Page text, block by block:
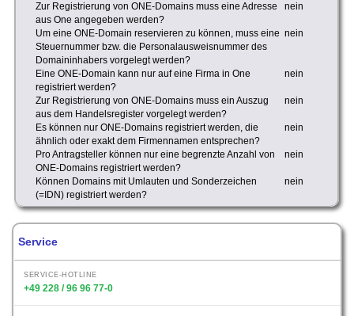
Zur Registrierung von ONE-Domains muss eine Adresse
aus One angegeben werden?
nein
Um eine ONE-Domain reservieren zu können, muss eine
Steuernummer bzw. die Personalausweisnummer des
Domaininhabers vorgelegt werden?
nein
Eine ONE-Domain kann nur auf eine Firma in One
registriert werden?
nein
Zur Registrierung von ONE-Domains muss ein Auszug
aus dem Handelsregister vorgelegt werden?
nein
Es können nur ONE-Domains registriert werden, die
ähnlich oder exakt dem Firmennamen entsprechen?
nein
Pro Antragsteller können nur eine begrenzte Anzahl von
ONE-Domains registriert werden?
nein
Können Domains mit Umlauten und Sonderzeichen
(=IDN) registriert werden?
nein
Service
SERVICE-HOTLINE
+49 228 / 96 96 77-0